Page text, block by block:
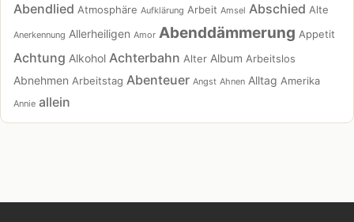
Abendlied Atmosphäre Aufklärung Arbeit Amsel Abschied Alte
Anerkennung Allerheiligen Amor Abenddämmerung Appetit
Achtung Alkohol Achterbahn Alter Album Arbeitslos
Abnehmen Arbeitstag Abenteuer Angst Ahnen Alltag Amerika
Annie allein